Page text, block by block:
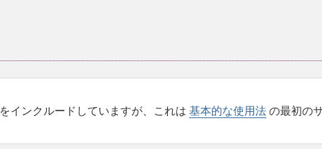
をインクルードしていますが、これは 基本的な使用法 の最初の